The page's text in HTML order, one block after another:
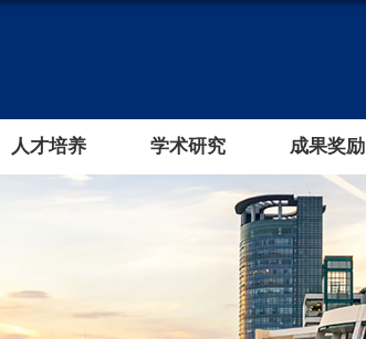
人才培养 学术研究 成果奖励